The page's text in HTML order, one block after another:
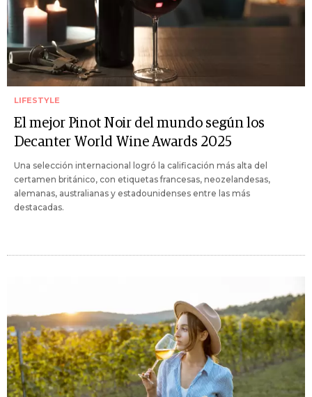
LIFESTYLE
El mejor Pinot Noir del mundo según los
Decanter World Wine Awards 2025
Una selección internacional logró la calificación más alta del
certamen británico, con etiquetas francesas, neozelandesas,
alemanas, australianas y estadounidenses entre las más
destacadas.